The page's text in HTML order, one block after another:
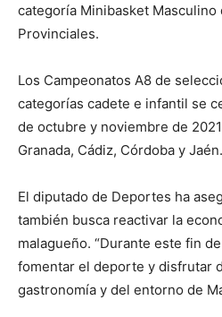
categoría Minibasket Masculino
Provinciales.
Los Campeonatos A8 de
categorías cadete e infantil se
de octubre y noviembre de
Granada, Cádiz, Córdoba y Jaén.
El diputado de Deportes ha
también busca reactivar la
malagueño. “Durante este fin
fomentar el deporte y disfrutar
gastronomía y del entorno de